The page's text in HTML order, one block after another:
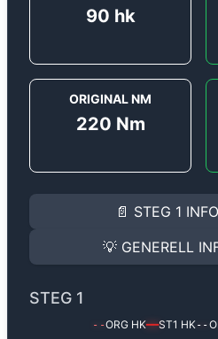
90 hk
ORIGINAL NM
220 Nm
📄 STEG 1
INFORMATION
Steg 1
Effekten ökar från90 hk
(+25 hk & +40 Nm).
Ger mer effekt, högre
Steg 1 mjukvara
💡 GENERELL
✅ All mjukvara är
✅ Felsökning inann samt
STEG 1
--ORG HK━━ST1 HK--